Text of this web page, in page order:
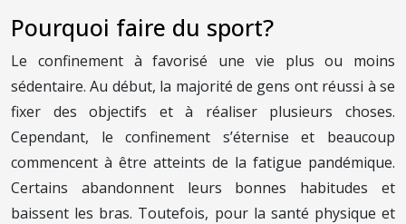
Pourquoi faire du sport?
Le confinement à favorisé une vie plus ou moins
sédentaire. Au début, la majorité de gens ont réussi à se
fixer des objectifs et à réaliser plusieurs choses.
Cependant, le confinement s’éternise et beaucoup
commencent à être atteints de la fatigue pandémique.
Certains abandonnent leurs bonnes habitudes et
baissent les bras. Toutefois, pour la santé physique et